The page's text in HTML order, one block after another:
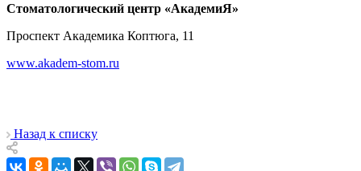
Стоматологический центр «АкадемиЯ»
Проспект Академика Коптюга, 11
www.akadem-stom.ru
Назад к списку